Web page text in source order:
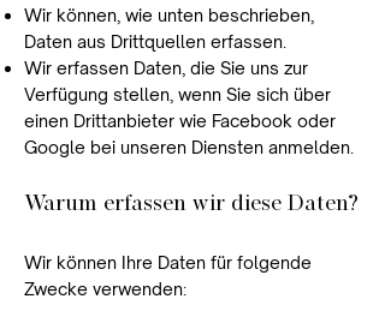
Wir können, wie unten beschrieben,
Daten aus Drittquellen erfassen.
Wir erfassen Daten, die Sie uns zur
Verfügung stellen, wenn Sie sich über
einen Drittanbieter wie Facebook oder
Google bei unseren Diensten anmelden.
Warum erfassen wir diese Daten?
Wir können Ihre Daten für folgende
Zwecke verwenden: